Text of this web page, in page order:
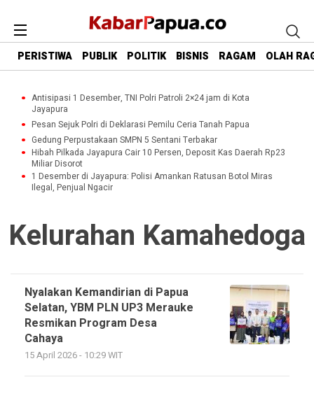
PERISTIWA PUBLIK POLITIK BISNIS RAGAM OLAH
Antisipasi 1 Desember, TNI Polri Patroli 2×24 jam di Kota
Jayapura
Pesan Sejuk Polri di Deklarasi Pemilu Ceria Tanah Papua
Gedung Perpustakaan SMPN 5 Sentani Terbakar
Hibah Pilkada Jayapura Cair 10 Persen, Deposit Kas Daerah Rp23
Miliar Disorot
1 Desember di Jayapura: Polisi Amankan Ratusan Botol Miras
Ilegal, Penjual Ngacir
Kelurahan Kamahedoga
Nyalakan Kemandirian di Papua
Selatan, YBM PLN UP3 Merauke
Resmikan Program Desa
Cahaya
15 April 2026 - 10:29 WIT